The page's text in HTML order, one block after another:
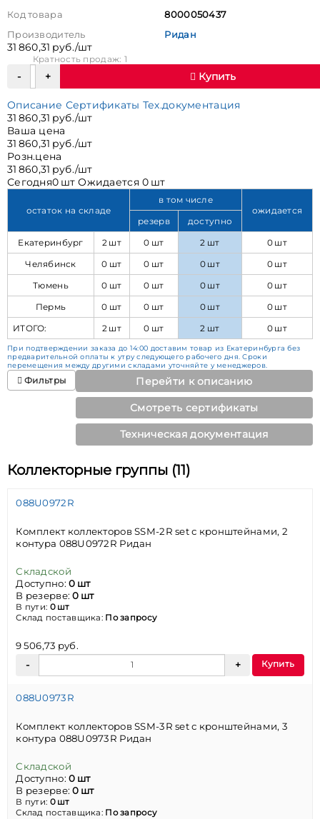
Код товара
8000050437
Производитель
Ридан
31 860,31 руб./шт
Кратность продаж: 1
Купить
Описание Сертификаты Тех.документация
31 860,31 руб./шт
Ваша цена
31 860,31 руб./шт
Розн.цена
31 860,31 руб./шт
Сегодня0 шт Ожидается 0 шт
остаток на складе
в том числе
ожидается
резерв
доступно
Екатеринбург
2 шт 0 шт 2 шт
0 шт
Челябинск
0 шт 0 шт 0 шт
0 шт
Тюмень
0 шт 0 шт 0 шт
0 шт
Пермь
0 шт 0 шт 0 шт
0 шт
ИТОГО:
2 шт 0 шт 2 шт 0 шт
При подтверждении заказа до 14:00 доставим товар из Екатеринбурга без
предварительной оплаты к утру следующего рабочего дня. Сроки
перемещения между другими складами уточняйте у менеджеров.
Фильтры Перейти к описанию
Смотреть сертификаты
Техническая документация
Коллекторные группы (11)
088U0972R
Комплект коллекторов SSM-2R set с кронштейнами, 2
контура 088U0972R Ридан
Складской
Доступно:0 шт
В резерве:0 шт
В пути: 0 шт
Склад поставщика: По запросу
9 506,73 руб.
Купить
088U0973R
Комплект коллекторов SSM-3R set с кронштейнами, 3
контура 088U0973R Ридан
Складской
Доступно:0 шт
В резерве:0 шт
В пути: 0 шт
Склад поставщика: По запросу